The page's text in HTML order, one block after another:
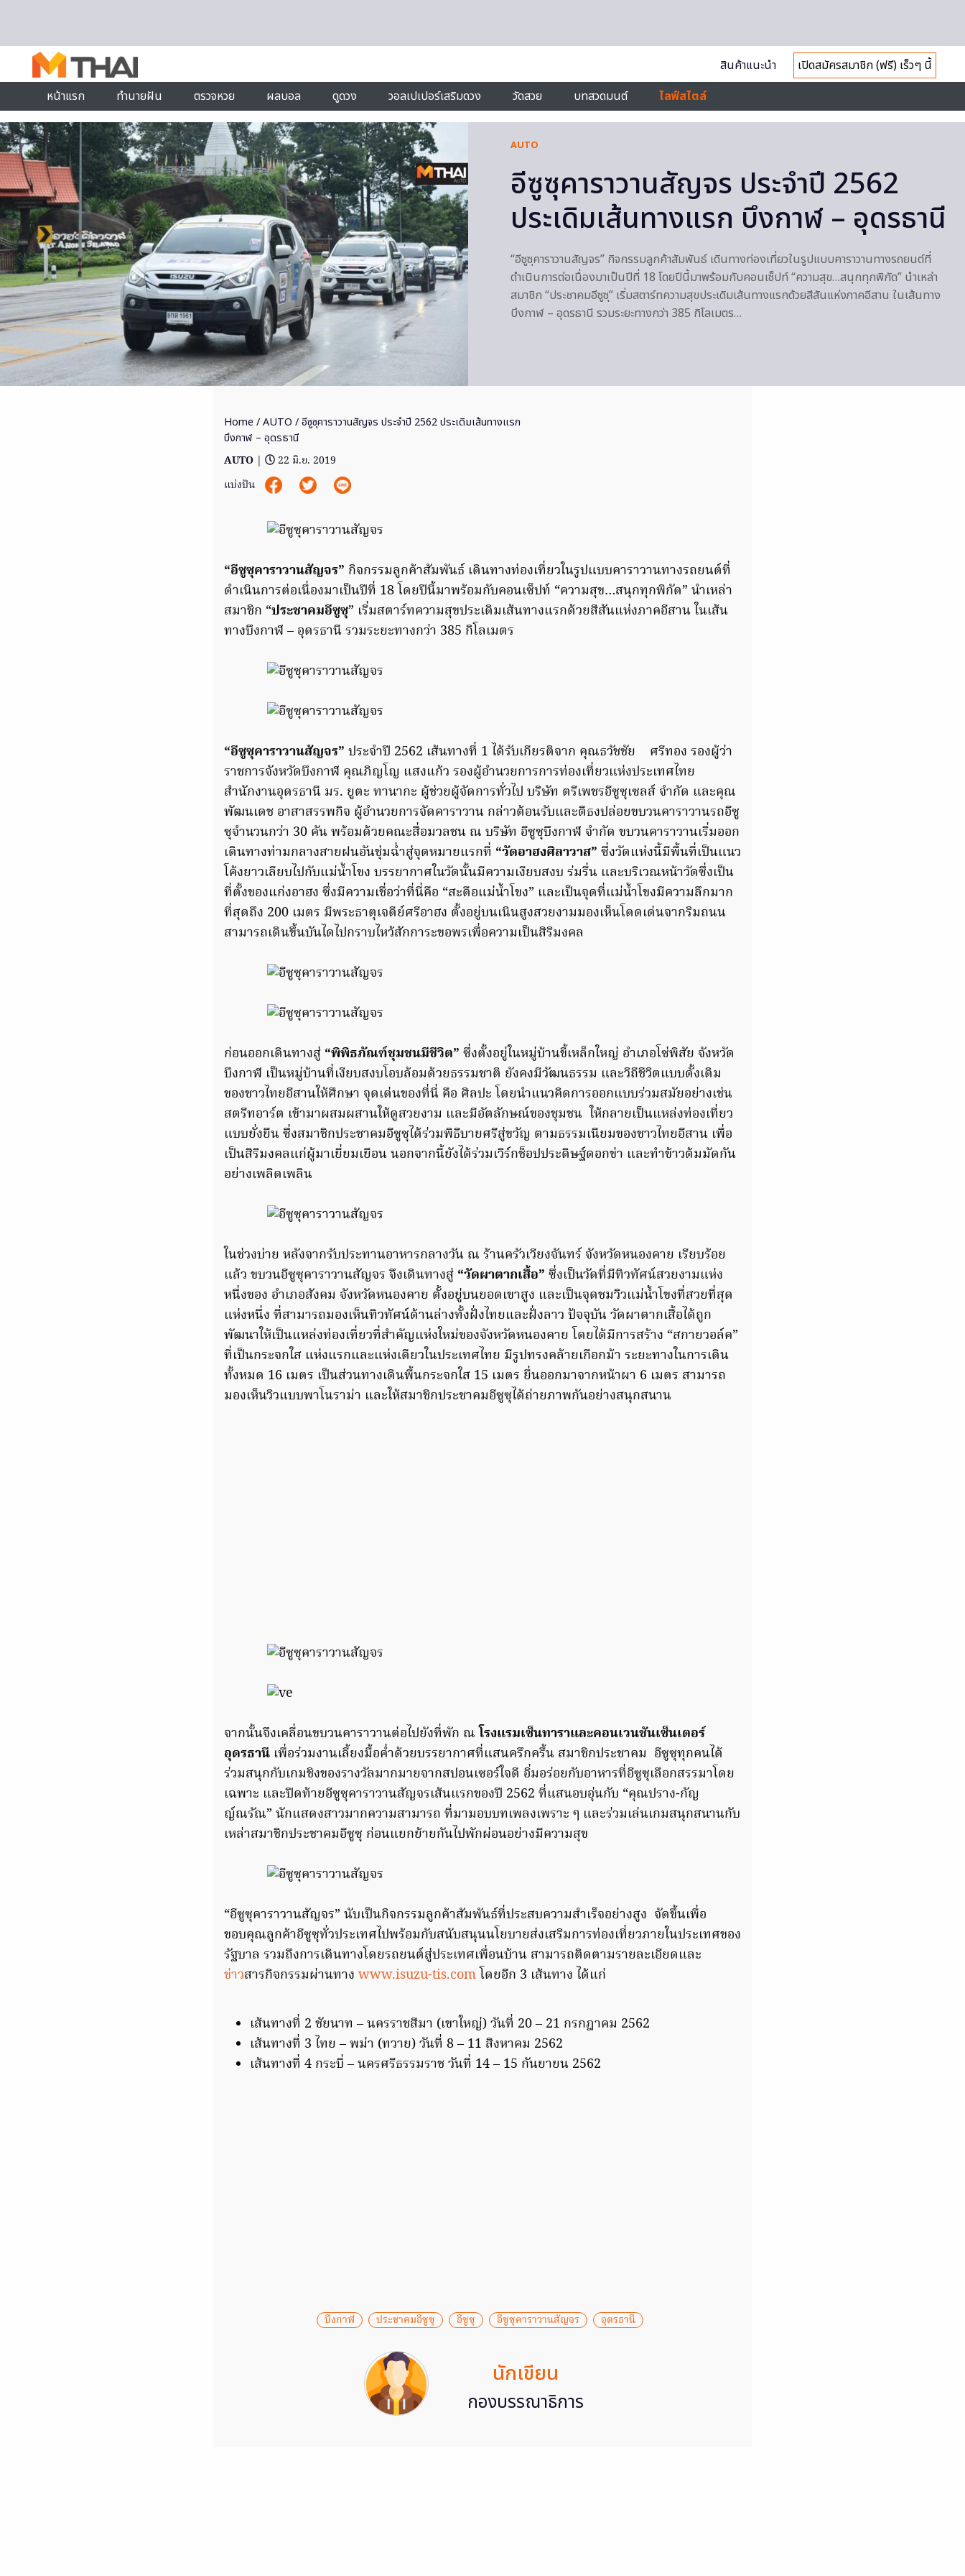
สินค้าแนะนำ
เปิดสมัครสมาชิก (ฟรี) เร็วๆ นี้
หน้าแรก
ทำนายฝัน ตรวจหวย ผลบอล ดูดวง วอลเปเปอร์เสริมดวง วัดสวย บทสวดมนต์ ไลฟ์สไตล์
AUTO
อีซูซุคาราวานสัญจร ประจำปี 2562
ประเดิมเส้นทางแรก บึงกาฬ – อุดรธานี
“อีซูซุคาราวานสัญจร” กิจกรรมลูกค้าสัมพันธ์ เดินทางท่องเที่ยวในรูปแบบคาราวานทางรถยนต์ที่
ดำเนินการต่อเนื่องมาเป็นปีที่ 18 โดยปีนี้มาพร้อมกับคอนเซ็ปท์ “ความสุข…สนุกทุกพิกัด” นำเหล่า
สมาชิก “ประชาคมอีซูซุ” เริ่มสตาร์ทความสุขประเดิมเส้นทางแรกด้วยสีสันแห่งภาคอีสาน ในเส้นทาง
บึงกาฬ – อุดรธานี รวมระยะทางกว่า 385 กิโลเมตร…
Home /AUTO / อีซูซุคาราวานสัญจร ประจำปี 2562 ประเดิมเส้นทางแรก
บึงกาฬ – อุดรธานี
AUTO |
22 มิ.ย. 2019
แบ่งปัน
“อีซูซุคาราวานสัญจร” กิจกรรมลูกค้าสัมพันธ์ เดินทางท่องเที่ยวในรูปแบบคาราวานทางรถยนต์ที่
ดำเนินการต่อเนื่องมาเป็นปีที่ 18 โดยปีนี้มาพร้อมกับคอนเซ็ปท์ “ความสุข…สนุกทุกพิกัด” นำเหล่า
สมาชิก “ประชาคมอีซูซุ” เริ่มสตาร์ทความสุขประเดิมเส้นทางแรกด้วยสีสันแห่งภาคอีสาน ในเส้น
ทางบึงกาฬ – อุดรธานี รวมระยะทางกว่า 385 กิโลเมตร
“อีซูซุคาราวานสัญจร” ประจำปี 2562 เส้นทางที่ 1 ได้รับเกียรติจาก คุณธวัชชัย ศรีทอง รองผู้ว่า
ราชการจังหวัดบึงกาฬ คุณภิญโญ แสงแก้ว รองผู้อำนวยการการท่องเที่ยวแห่งประเทศไทย
สำนักงานอุดรธานี มร. ยูตะ ทานากะ ผู้ช่วยผู้จัดการทั่วไป บริษัท ตรีเพชรอีซูซุเซลส์ จำกัด และคุณ
พัฒนเดช อาสาสรรพกิจ ผู้อำนวยการจัดคาราวาน กล่าวต้อนรับและตีธงปล่อยขบวนคาราวานรถอีซู
ซุจำนวนกว่า 30 คัน พร้อมด้วยคณะสื่อมวลชน ณ บริษัท อีซูซุบึงกาฬ จำกัด ขบวนคาราวานเริ่มออก
เดินทางท่ามกลางสายฝนอันชุ่มฉ่ำสู่จุดหมายแรกที่ “วัดอาฮงศิลาวาส” ซึ่งวัดแห่งนี้มีพื้นที่เป็นแนว
โค้งยาวเลียบไปกับแม่น้ำโขง บรรยากาศในวัดนั้นมีความเงียบสงบ ร่มรื่น และบริเวณหน้าวัดซึ่งเป็น
ที่ตั้งของแก่งอาฮง ซึ่งมีความเชื่อว่าที่นี่คือ “สะดือแม่น้ำโขง” และเป็นจุดที่แม่น้ำโขงมีความลึกมาก
ที่สุดถึง 200 เมตร มีพระธาตุเจดีย์ศรีอาฮง ตั้งอยู่บนเนินสูงสวยงามมองเห็นโดดเด่นจากริมถนน
สามารถเดินขึ้นบันไดไปกราบไหว้สักการะขอพรเพื่อความเป็นสิริมงคล
ก่อนออกเดินทางสู่ “พิพิธภัณฑ์ชุมชนมีชีวิต” ซึ่งตั้งอยู่ในหมู่บ้านขี้เหล็กใหญ่ อำเภอโซ่พิสัย จังหวัด
บึงกาฬ เป็นหมู่บ้านที่เงียบสงบโอบล้อมด้วยธรรมชาติ ยังคงมีวัฒนธรรม และวิถีชีวิตแบบดั้งเดิม
ของชาวไทยอีสานให้ศึกษา จุดเด่นของที่นี่ คือ ศิลปะ โดยนำแนวคิดการออกแบบร่วมสมัยอย่างเช่น
สตรีทอาร์ต เข้ามาผสมผสานให้ดูสวยงาม และมีอัตลักษณ์ของชุมชน ให้กลายเป็นแหล่งท่องเที่ยว
แบบยั่งยืน ซึ่งสมาชิกประชาคมอีซูซุได้ร่วมพิธีบายศรีสู่ขวัญ ตามธรรมเนียมของชาวไทยอีสาน เพื่อ
เป็นสิริมงคลแก่ผู้มาเยี่ยมเยือน นอกจากนี้ยังได้ร่วมเวิร์กช็อปประดิษฐ์ดอกข่า และทำข้าวต้มมัดกัน
อย่างเพลิดเพลิน
ในช่วงบ่าย หลังจากรับประทานอาหารกลางวัน ณ ร้านครัวเวียงจันทร์ จังหวัดหนองคาย เรียบร้อย
แล้ว ขบวนอีซูซุคาราวานสัญจร จึงเดินทางสู่ “วัดผาตากเสื้อ” ซึ่งเป็นวัดที่มีทิวทัศน์สวยงามแห่ง
หนึ่งของ อำเภอสังคม จังหวัดหนองคาย ตั้งอยู่บนยอดเขาสูง และเป็นจุดชมวิวแม่น้ำโขงที่สวยที่สุด
แห่งหนึ่ง ที่สามารถมองเห็นทิวทัศน์ด้านล่างทั้งฝั่งไทยและฝั่งลาว ปัจจุบัน วัดผาตากเสื้อได้ถูก
พัฒนาให้เป็นแหล่งท่องเที่ยวที่สำคัญแห่งใหม่ของจังหวัดหนองคาย โดยได้มีการสร้าง “สกายวอล์ค”
ที่เป็นกระจกใส แห่งแรกและแห่งเดียวในประเทศไทย มีรูปทรงคล้ายเกือกม้า ระยะทางในการเดิน
ทั้งหมด 16 เมตร เป็นส่วนทางเดินพื้นกระจกใส 15 เมตร ยื่นออกมาจากหน้าผา 6 เมตร สามารถ
มองเห็นวิวแบบพาโนราม่า และให้สมาชิกประชาคมอีซูซุได้ถ่ายภาพกันอย่างสนุกสนาน
จากนั้นจึงเคลื่อนขบวนคาราวานต่อไปยังที่พัก ณโรงแรมเซ็นทาราและคอนเวนชันเซ็นเตอร์
อุดรธานี เพื่อร่วมงานเลี้ยงมื้อค่ำด้วยบรรยากาศที่แสนครึกครื้น สมาชิกประชาคม อีซูซุทุกคนได้
ร่วมสนุกกับเกมชิงของรางวัลมากมายจากสปอนเซอร์ใจดี อิ่มอร่อยกับอาหารที่อีซูซุเลือกสรรมาโดย
เฉพาะ และปิดท้ายอีซูซุคาราวานสัญจรเส้นแรกของปี 2562 ที่แสนอบอุ่นกับ “คุณปราง-กัญ
ญ์ณรัณ” นักแสดงสาวมากความสามารถ ที่มามอบบทเพลงเพราะ ๆ และร่วมเล่นเกมสนุกสนานกับ
เหล่าสมาชิกประชาคมอีซูซุ ก่อนแยกย้ายกันไปพักผ่อนอย่างมีความสุข
“อีซูซุคาราวานสัญจร” นับเป็นกิจกรรมลูกค้าสัมพันธ์ที่ประสบความสำเร็จอย่างสูง จัดขึ้นเพื่อ
ขอบคุณลูกค้าอีซูซุทั่วประเทศไปพร้อมกับสนับสนุนนโยบายส่งเสริมการท่องเที่ยวภายในประเทศของ
รัฐบาล รวมถึงการเดินทางโดยรถยนต์สู่ประเทศเพื่อนบ้าน สามารถติดตามรายละเอียดและ
ข่าวสารกิจกรรมผ่านทาง www.isuzu-tis.com โดยอีก 3 เส้นทาง ได้แก่
เส้นทางที่ 2 ชัยนาท – นครราชสีมา (เขาใหญ่) วันที่ 20 – 21 กรกฎาคม 2562
เส้นทางที่ 3 ไทย – พม่า (ทวาย) วันที่ 8 – 11 สิงหาคม 2562
เส้นทางที่ 4 กระบี่ – นครศรีธรรมราช วันที่ 14 – 15 กันยายน 2562
บึงกาฬ ประชาคมอีซูซุ อีซูซุ อีซูซุคาราวานสัญจร อุดรธานี
นักเขียน
กองบรรณาธิการ